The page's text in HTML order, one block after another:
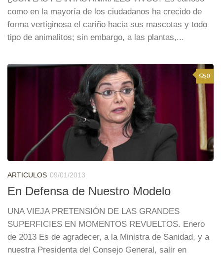
como en la mayoría de los ciudadanos ha crecido de
forma vertiginosa el cariño hacia sus mascotas y todo
tipo de animalitos; sin embargo, a las plantas,...
0
ARTICULOS 09/01/2013
En Defensa de Nuestro Modelo
UNA VIEJA PRETENSIÓN DE LAS GRANDES
SUPERFICIES EN MOMENTOS REVUELTOS. Enero
de 2013 Es de agradecer, a la Ministra de Sanidad, y a
nuestra Presidenta del Consejo General, salir en